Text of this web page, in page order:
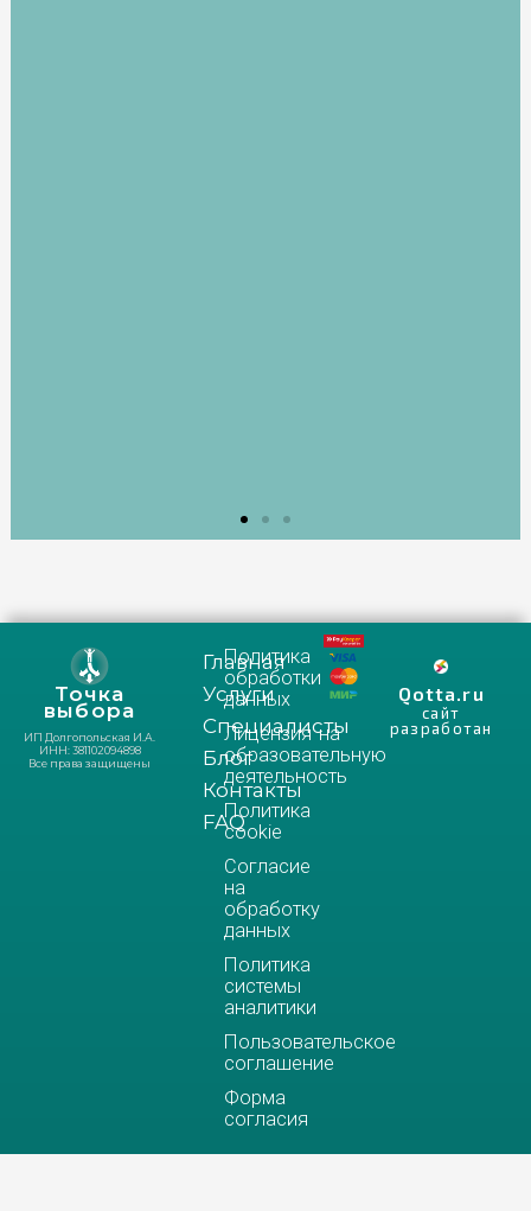
Точка
выбора
ИП Долгопольская И.А.
ИНН: 381102094898
Все права защищены
Главная
Услуги
Специалисты
Блог
Контакты
FAQ
Политика
обработки
данных
Лицензия на
образовательную
деятельность
Политика
cookie
Согласие
на
обработку
данных
Политика
системы
аналитики
Пользовательское
соглашение
Форма
согласия
Qotta.ru
сайт
разработан